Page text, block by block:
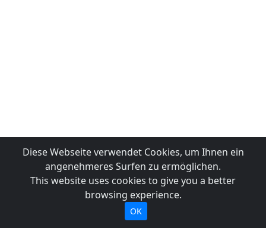
Diese Webseite verwendet Cookies, um Ihnen ein
angenehmeres Surfen zu ermöglichen.
This website uses cookies to give you a better
browsing experience.
OK